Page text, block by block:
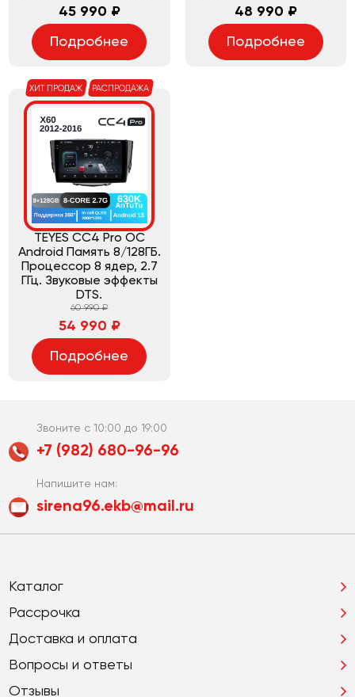
45 990 ₽
Подробнее
48 990 ₽
Подробнее
ХИТ ПРОДАЖ РАСПРОДАЖА
TEYES CC4 Pro ОС
Android Память 8/128ГБ.
Процессор 8 ядер, 2.7
ГГц. Звуковые эффекты
DTS.
60 990 ₽
54 990 ₽
Подробнее
Звоните с 10:00 до 19:00
+7 (982) 680-96-96
Напишите нам:
sirena96.ekb@mail.ru
Каталог
Рассрочка
Доставка и оплата
Вопросы и ответы
Отзывы